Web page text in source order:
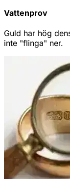
Vattenprov
Guld har hög
inte "flinga" ner.